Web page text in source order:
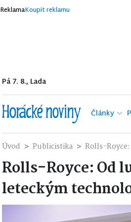
ReklamaKoupit reklamu
Pá 7. 8., Lada
Články
Úvod Publicistika Rolls-
Rolls-Royce: Od
leteckým